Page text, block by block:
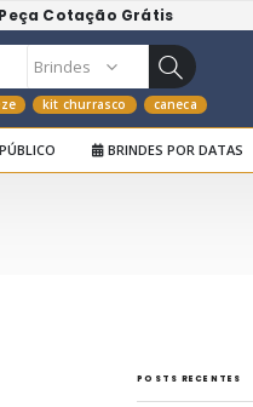
Cotação Grátis
kit churrasco caneca
BRINDES POR DATAS
POSTS RECENTES